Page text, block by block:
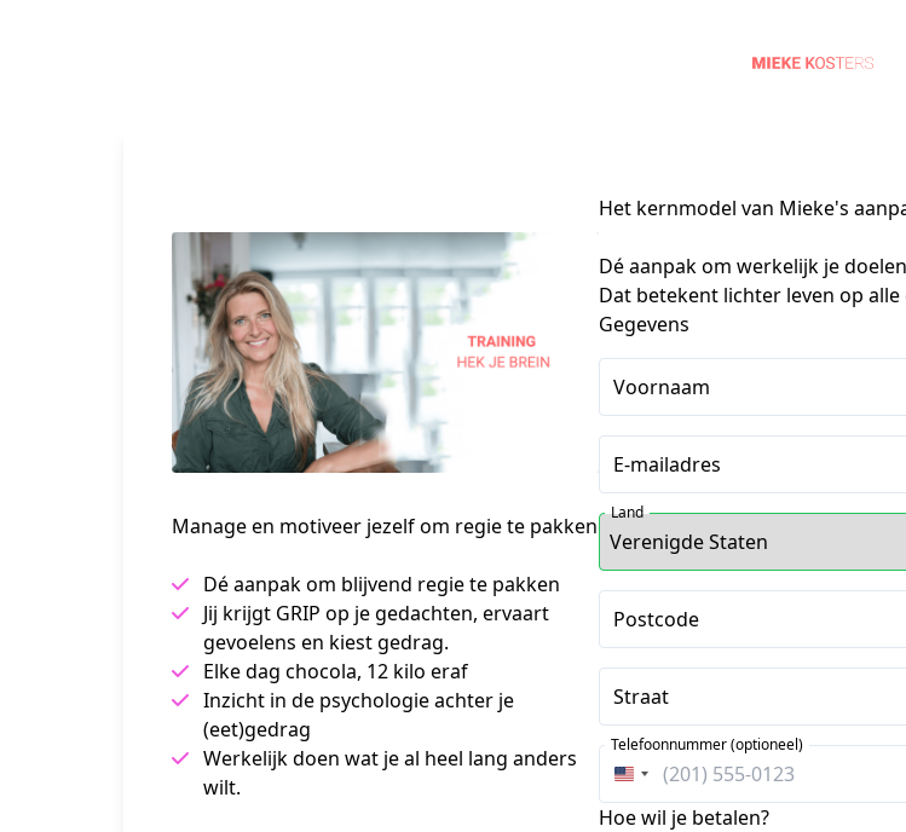
Manage en motiveer jezelf om regie te pakken
Dé aanpak om blijvend regie te pakken
Jij krijgt GRIP op je gedachten, ervaart
gevoelens en kiest gedrag.
Elke dag chocola, 12 kilo eraf
Inzicht in de psychologie achter je
(eet)gedrag
Werkelijk doen wat je al heel lang anders
wilt.
Het kernmodel van Mieke's
Dé aanpak om werkelijk je
Dat betekent lichter leven op alle
Gegevens
Voornaam
E-mailadres
Land
Postcode
Straat
Verenigde
Staten
Telefoonnummer (optioneel)
Hoe wil je betalen?